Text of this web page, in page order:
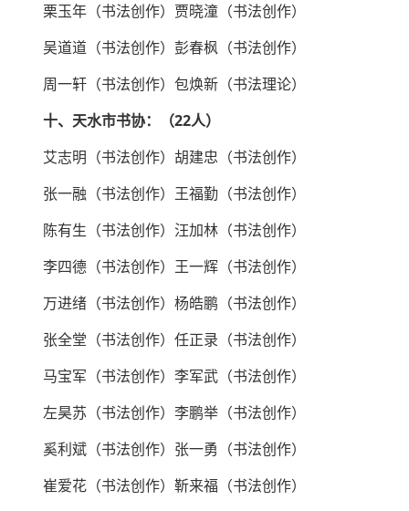
栗玉年（书法创作）贾晓潼（书法创作）
吴道道（书法创作）彭春枫（书法创作）
周一轩（书法创作）包焕新（书法理论）
十、天水市书协：（22人）
艾志明（书法创作）胡建忠（书法创作）
张一融（书法创作）王福勤（书法创作）
陈有生（书法创作）汪加林（书法创作）
李四德（书法创作）王一辉（书法创作）
万进绪（书法创作）杨皓鹏（书法创作）
张全堂（书法创作）任正录（书法创作）
马宝军（书法创作）李军武（书法创作）
左昊苏（书法创作）李鹏举（书法创作）
奚利斌（书法创作）张一勇（书法创作）
崔爱花（书法创作）靳来福（书法创作）